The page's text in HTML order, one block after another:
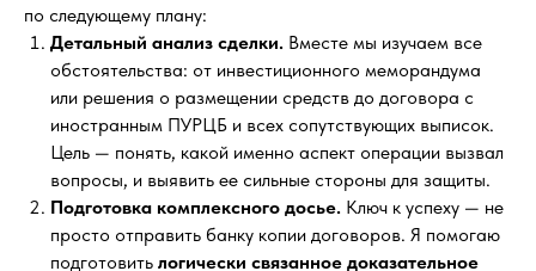
по следующему плану:
Детальный анализ сделки. Вместе мы изучаем все
обстоятельства: от инвестиционного меморандума
или решения о размещении средств до договора с
иностранным ПУРЦБ и всех сопутствующих выписок.
Цель — понять, какой именно аспект операции вызвал
вопросы, и выявить ее сильные стороны для защиты.
Подготовка комплексного досье. Ключ к успеху — не
просто отправить банку копии договоров. Я помогаю
подготовить логически связанное доказательное